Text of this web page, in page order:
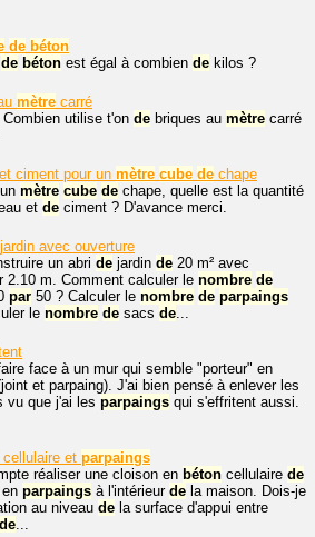
de béton
de béton est égal à combien de kilos ?
mètre carré
utilise t'on de briques au mètre carré
ciment pour un mètre cube de chape
mètre cube de chape, quelle est la quantité
et de ciment ? D'avance merci.
jardin avec ouverture
un abri de jardin de 20 m² avec
2.10 m. Comment calculer le nombre de
par 50 ? Calculer le nombre de parpaings
le nombre de sacs de...
face à un mur qui semble "porteur" en
et parpaing). J'ai bien pensé à enlever les
vu que j'ai les parpaings qui s'effritent aussi.
cellulaire et parpaings
réaliser une cloison en béton cellulaire de
parpaings à l'intérieur de la maison. Dois-je
au niveau de la surface d'appui entre
de...